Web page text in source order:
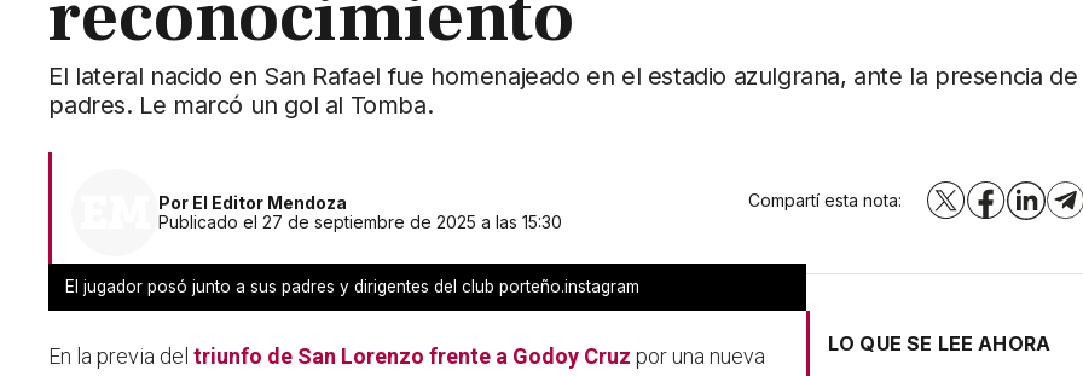
El lateral nacido en San Rafael fue homenajeado en el estadio azulgrana, ante la presencia de
padres. Le marcó un gol al Tomba.
Por El Editor Mendoza
Publicado el 27 de septiembre de 2025 a las 15:30
Compartí esta nota: X Facebook
El jugador posó junto a sus padres y dirigentes del club porteño.instagram
En la previa deltriunfo de San Lorenzofrente a Godoy Cruz por una nueva
LO QUE SE LEE AHORA